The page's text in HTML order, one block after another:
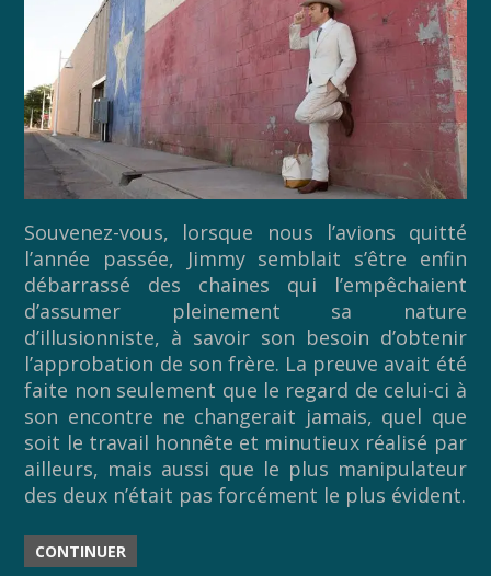
Souvenez-vous, lorsque nous l’avions quitté
l’année passée, Jimmy semblait s’être enfin
débarrassé des chaines qui l’empêchaient
d’assumer pleinement sa nature
d’illusionniste, à savoir son besoin d’obtenir
l’approbation de son frère. La preuve avait été
faite non seulement que le regard de celui-ci à
son encontre ne changerait jamais, quel que
soit le travail honnête et minutieux réalisé par
ailleurs, mais aussi que le plus manipulateur
des deux n’était pas forcément le plus évident.
CONTINUER